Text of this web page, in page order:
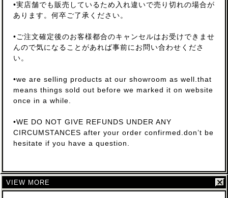
•実店舗でも販売しているため入れ違いで売り切れの場合が
あります。何卒ご了承ください。
•ご注文確定後のお客様都合のキャンセルはお受けできませ
んので気になることがあれば事前にお問い合わせくださ
い。
•we are selling products at our showroom as well.that
means things sold out before we marked it on website
once in a while.
•WE DO NOT GIVE REFUNDS UNDER ANY
CIRCUMSTANCES after your order confirmed.don’t be
hesitate if you have a question.
VIEW MORE